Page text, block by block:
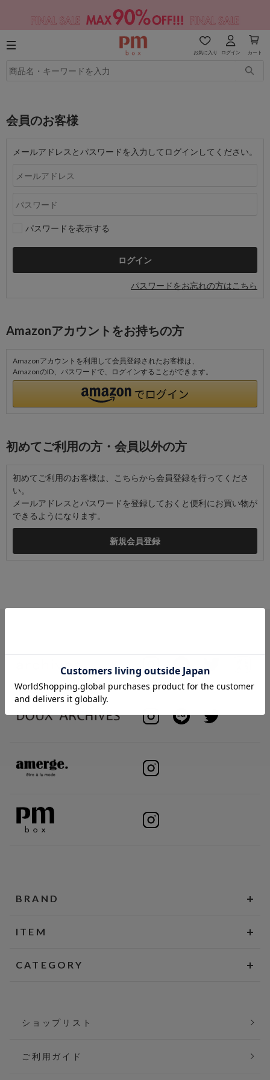
お気に入り ログイン カート
会員のお客様
メールアドレスとパスワードを入力してログインしてください。
パスワードを表示する
パスワードをお忘れの方はこちら
Amazonアカウントをお持ちの方
Amazonアカウントを利用して会員登録されたお客様は、
AmazonのID、パスワードで、ログインすることができます。
初めてご利用の方・会員以外の方
初めてご利用のお客様は、こちらから会員登録を行ってくださ
い。
メールアドレスとパスワードを登録しておくと便利にお買い物が
できるようになります。
BRAND
ITEM
CATEGORY
ショップリスト
ご利用ガイド